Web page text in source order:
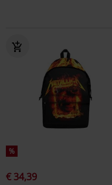
%
€ 34,39